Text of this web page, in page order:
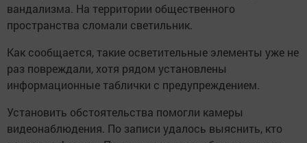
вандализма. На территории общественного
пространства сломали светильник.
Как сообщается, такие осветительные элементы уже не
раз повреждали, хотя рядом установлены
информационные таблички с предупреждением.
Установить обстоятельства помогли камеры
видеонаблюдения. По записи удалось выяснить, кто